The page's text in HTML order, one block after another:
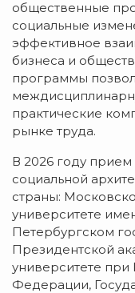
общественные
социальные
эффективное
бизнеса и
программы
практические
рынке труда.
В 2026 году
социальной
страны:
университете
Петербургском
Президентской
университете при
Федерации,